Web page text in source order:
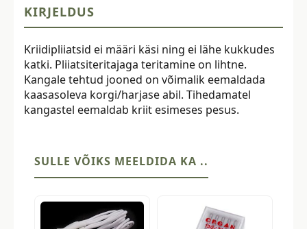
KIRJELDUS
Kriidipliiatsid ei määri käsi ning ei lähe kukkudes
katki. Pliiatsiteritajaga teritamine on lihtne.
Kangale tehtud jooned on võimalik eemaldada
kaasasoleva korgi/harjase abil. Tihedamatel
kangastel eemaldab kriit esimeses pesus.
SULLE VÕIKS MEELDIDA KA ..